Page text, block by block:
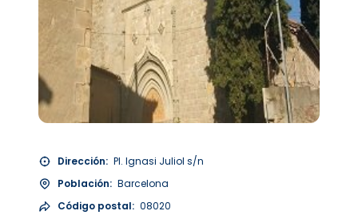
Dirección: Pl. Ignasi Juliol s/n
Población: Barcelona
Código postal: 08020